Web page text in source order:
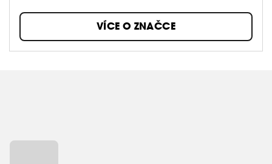
domu jsou vůně Rabanne odvážné, smyslné a
inovativní. Každý flakon vyjadřuje jeho vášeň pro
tvorbu a architekturu.
VÍCE O ZNAČCE